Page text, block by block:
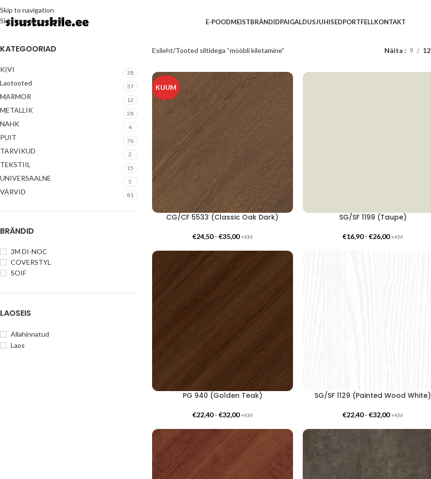
Skip to navigation
Skip to main content
E-POODMEISTBRÄNDIDPAIGALDUSJUHISEDPORTFELLKONTAKT
KATEGOORIAD
KIVI 38
Laotooted 37
MARMOR 12
METALLIK 28
NAHK 4
PUIT 76
TARVIKUD 2
TEKSTIIL 15
UNIVERSAALNE 5
VÄRVID 81
BRÄNDID
3M DI-NOC
COVERSTYL
SOIF
LAOSEIS
Allahinnatud
Laos
Esileht Tooted siltidega “mööbli kiletamine” Näita 9 12
KUUM
CG/CF 5533 (Classic Oak Dark)
€24,50- €35,00 +KM
SG/SF 1199 (Taupe)
€16,90-€26,00 +KM
PG 940 (Golden Teak)
€22,40- €32,00 +KM
SG/SF 1129 (Painted Wood White)
€22,40-€32,00 +KM